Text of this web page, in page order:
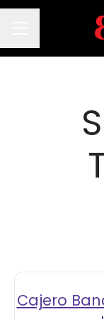
Menú de empleo
Cajero